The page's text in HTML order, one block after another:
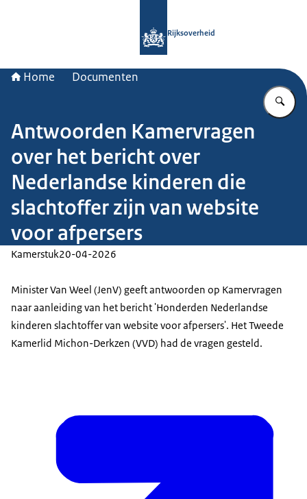
Rijksoverheid
Home Documenten
Antwoorden Kamervragen
over het bericht over
Nederlandse kinderen die
slachtoffer zijn van website
voor afpersers
Kamerstuk20-04-2026
Minister Van Weel (JenV) geeft antwoorden op Kamervragen
naar aanleiding van het bericht 'Honderden Nederlandse
kinderen slachtoffer van website voor afpersers'. Het Tweede
Kamerlid Michon-Derkzen (VVD) had de vragen gesteld.